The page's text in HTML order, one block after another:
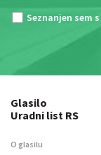
Seznanjen sem s
Glasilo
Uradni list RS
O glasilu